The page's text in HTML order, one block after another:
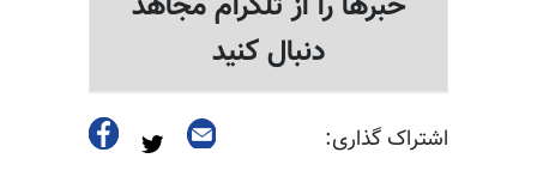
دنبال کنید
اشتراک گذاری: